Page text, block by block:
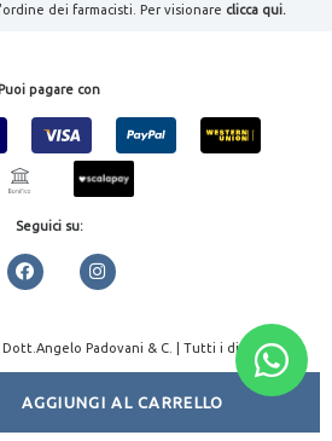
AGGIUNGI AL CARRELLO
dei farmacisti. Per visionare clicca qui.
Puoi pagare con
Seguici su:
Dott.Angelo Padovani & C. | Tutti i diritti
emmemedia